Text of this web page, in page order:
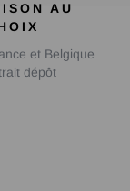
AU
et Belgique
dépôt